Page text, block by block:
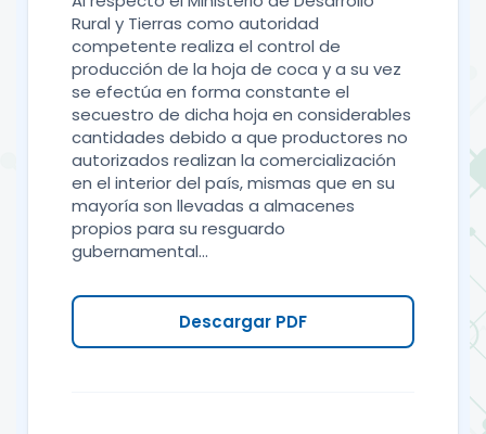
Rural y Tierras como autoridad
competente realiza el control de
producción de la hoja de coca y a su vez
se efectúa en forma constante el
secuestro de dicha hoja en considerables
cantidades debido a que productores no
autorizados realizan la comercialización
en el interior del país, mismas que en su
mayoría son llevadas a almacenes
propios para su resguardo
gubernamental...
Descargar PDF